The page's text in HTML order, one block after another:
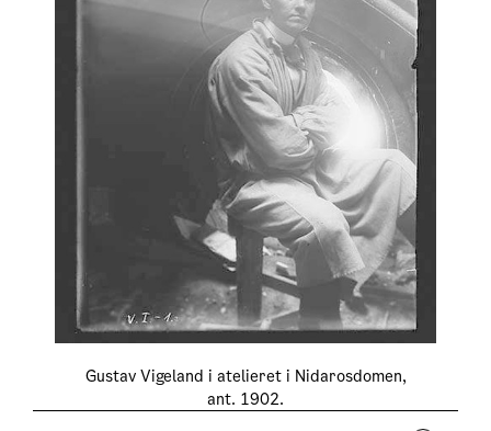
Gustav Vigeland i atelieret i Nidarosdomen,
ant. 1902.